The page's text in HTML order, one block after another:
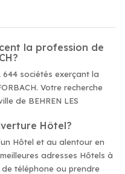
la profession de
sociétés exerçant la
Votre recherche
de BEHREN LES
Hôtel?
Hôtel et au alentour en
adresses Hôtels à
de téléphone ou prendre